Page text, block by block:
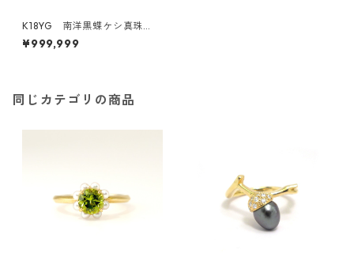
K18YG 南洋黒蝶ケシ真珠
（グレー）リング《てふて
ふ》（KR20106）
¥999,999
同じカテゴリの商品